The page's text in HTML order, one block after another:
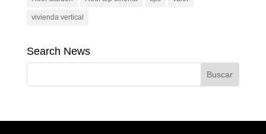
vivienda vertical
Search News